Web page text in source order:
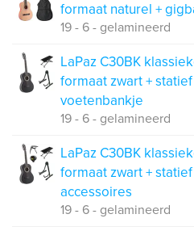
formaat naturel +
19 - 6 - gelamineerd
LaPaz C30BK
formaat zwart + statief
voetenbankje
19 - 6 - gelamineerd
LaPaz C30BK
formaat zwart + statief
accessoires
19 - 6 - gelamineerd